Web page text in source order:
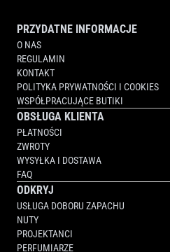
PRZYDATNE INFORMACJE
O NAS
REGULAMIN
KONTAKT
POLITYKA PRYWATNOŚCI I COOKIES
WSPÓŁPRACUJĄCE BUTIKI
OBSŁUGA KLIENTA
PŁATNOŚCI
ZWROTY
WYSYŁKA I DOSTAWA
FAQ
ODKRYJ
USŁUGA DOBORU ZAPACHU
NUTY
PROJEKTANCI
PERFUMIARZE